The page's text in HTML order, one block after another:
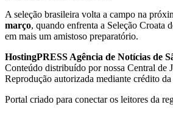
A seleção brasileira volta a campo na
março, quando enfrenta a Seleção Croata
em mais um amistoso preparatório.
HostingPRESS Agência de Notícias de
Conteúdo distribuído por nossa Central de
Reprodução autorizada mediante crédito
Portal criado para conectar os leitores da